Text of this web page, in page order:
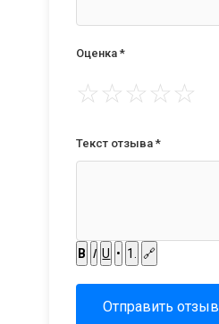
Оценка *
☆☆☆☆☆
Текст отзыва *
B I U • 1. 🔗
Отправить отзыв